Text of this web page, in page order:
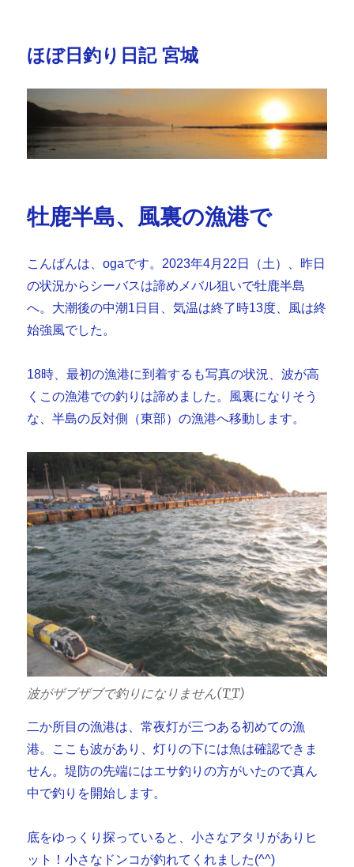
ほぼ日釣り日記 宮城
牡鹿半島、風裏の漁港で
こんばんは、ogaです。2023年4月22日（土）、昨日
の状況からシーバスは諦めメバル狙いで牡鹿半島
へ。大潮後の中潮1日目、気温は終了時13度、風は終
始強風でした。
18時、最初の漁港に到着するも写真の状況、波が高
くこの漁港での釣りは諦めました。風裏になりそう
な、半島の反対側（東部）の漁港へ移動します。
波がザブザブで釣りになりません(T_T)
二か所目の漁港は、常夜灯が三つある初めての漁
港。ここも波があり、灯りの下には魚は確認できま
せん。堤防の先端にはエサ釣りの方がいたので真ん
中で釣りを開始します。
底をゆっくり探っていると、小さなアタリがありヒ
ット！小さなドンコが釣れてくれました(^^)